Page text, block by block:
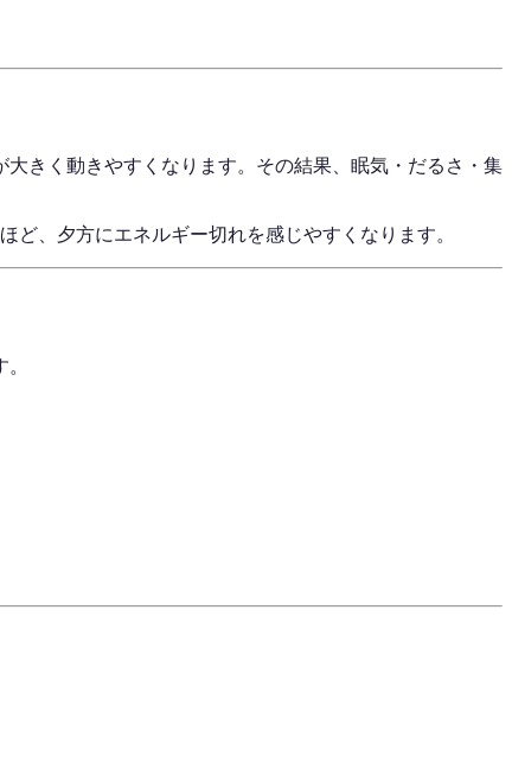
きく動きやすくなります。その結果、眠気・だるさ・集
、夕方にエネルギー切れを感じやすくなります。